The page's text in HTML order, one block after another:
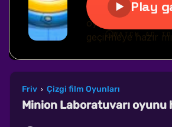
Friv › Çizgi film Oyunları
Minion Laboratuvarı oyunu